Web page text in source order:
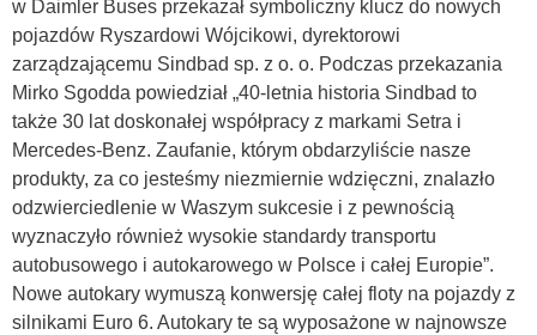
w Daimler Buses przekazał symboliczny klucz do nowych
pojazdów Ryszardowi Wójcikowi, dyrektorowi
zarządzającemu Sindbad sp. z o. o. Podczas przekazania
Mirko Sgodda powiedział „40-letnia historia Sindbad to
także 30 lat doskonałej współpracy z markami Setra i
Mercedes-Benz. Zaufanie, którym obdarzyliście nasze
produkty, za co jesteśmy niezmiernie wdzięczni, znalazło
odzwierciedlenie w Waszym sukcesie i z pewnością
wyznaczyło również wysokie standardy transportu
autobusowego i autokarowego w Polsce i całej Europie”.
Nowe autokary wymuszą konwersję całej floty na pojazdy z
silnikami Euro 6. Autokary te są wyposażone w najnowsze